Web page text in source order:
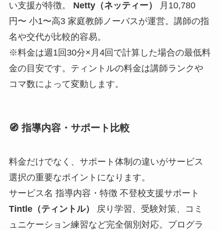
い支援が特徴。 Netty（ネッティー）
月10,780
円〜 小1〜高3 家庭教師ノーバスが運営。講師の指
名や交代が比較的容易。
※料金は週1回30分×月4回で計算した場合の最低料
金の目安です。ティントルの料金は講師ランクや
コマ数によって変動します。
🧭 指導内容・サポート比較
料金だけでなく、サポート体制の違いがサービス
選択の重要なポイントになります。
サービス名 指導内容・特徴 不登校支援サポート
Tintle（ティントル）
戻り学習、受験対策、コミ
ュニケーション練習など完全個別対応。プログラ